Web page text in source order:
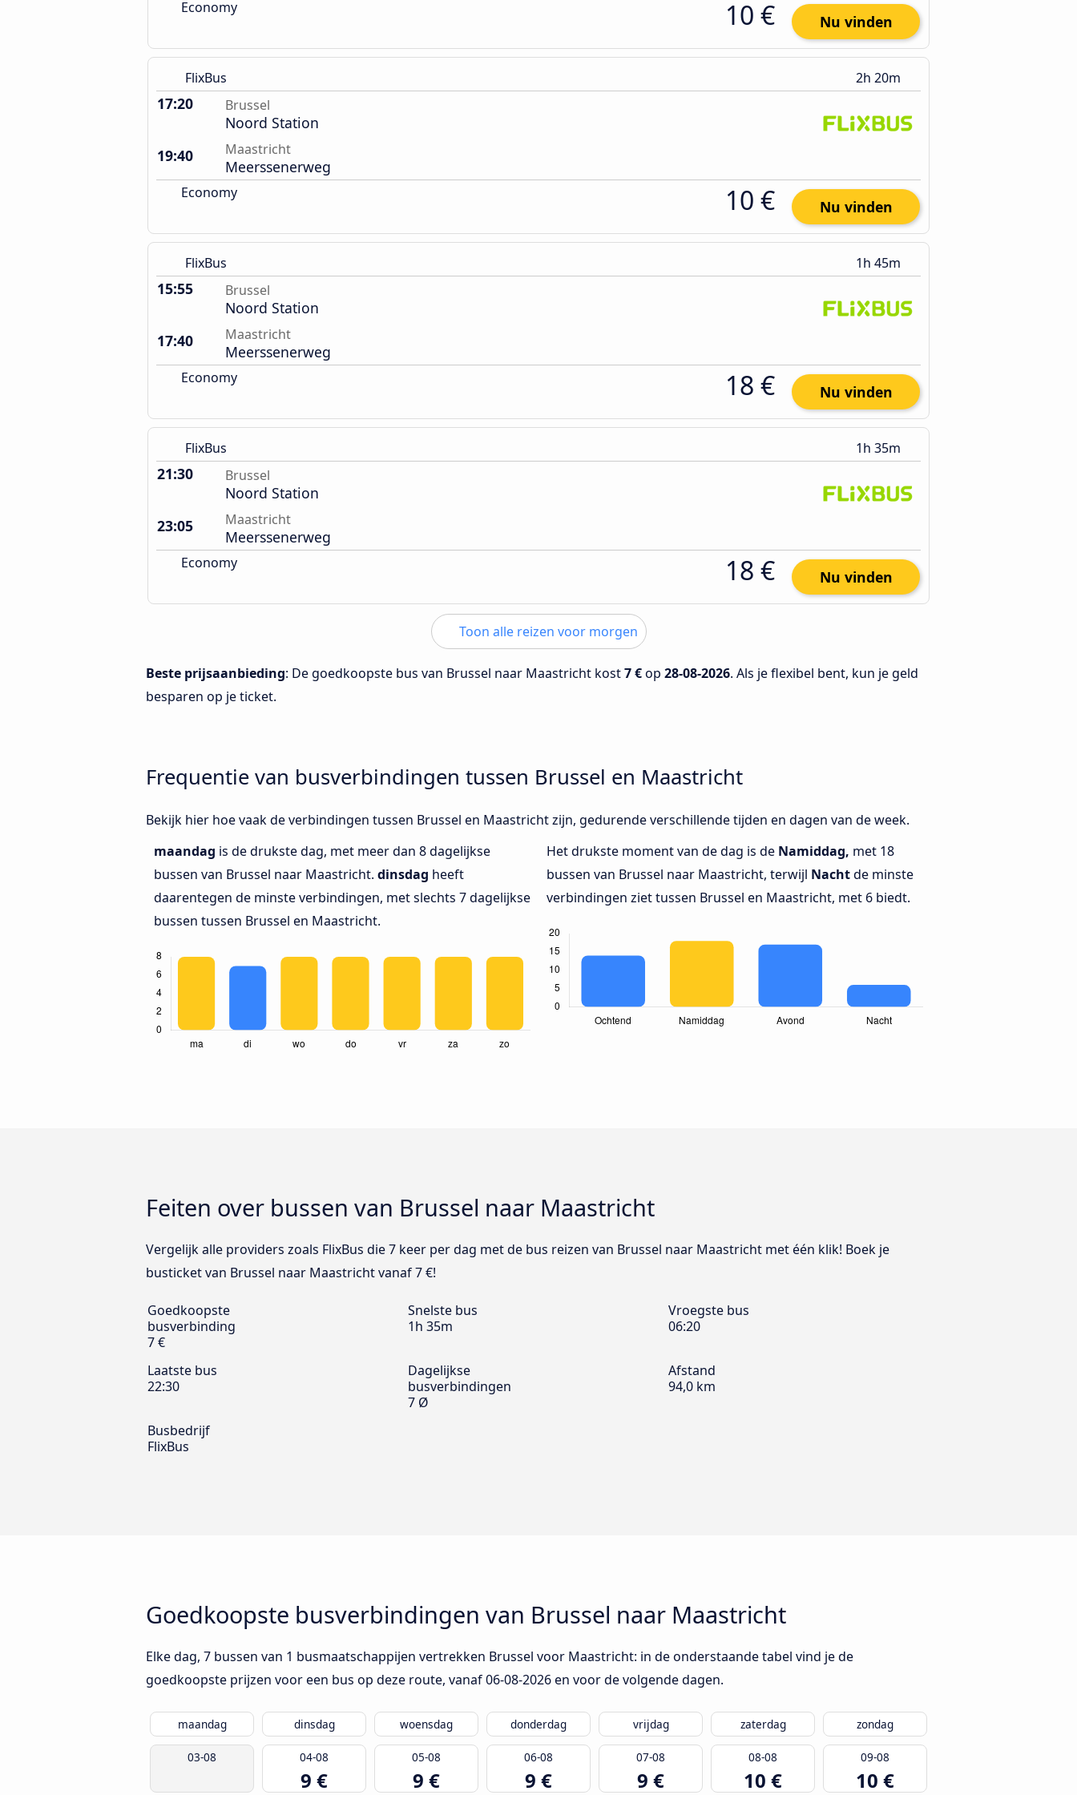
Economy 10 € Nu vinden
FlixBus 2h 20m
17:20 Brussel
Noord Station
19:40
Maastricht
Meerssenerweg
Economy 10 € Nu vinden
FlixBus 1h 45m
15:55 Brussel
Noord Station
17:40
Maastricht
Meerssenerweg
Economy 18 € Nu vinden
FlixBus 1h 35m
21:30 Brussel
Noord Station
23:05
Maastricht
Meerssenerweg
Economy 18 € Nu vinden
Toon alle reizen voor morgen
Beste prijsaanbieding: De goedkoopste bus van Brussel naar Maastricht kost7 €op 28-08-2026. Als je flexibel bent, kun je geld
besparen op je ticket.
Frequentie van busverbindingen tussen Brussel en Maastricht
Bekijk hier hoe vaak de verbindingen tussen Brussel en Maastricht zijn, gedurende verschillende tijden en dagen van de week.
maandag is de drukste dag, met meer dan 8 dagelijkse
bussen van Brussel naar Maastricht. dinsdag heeft
daarentegen de minste verbindingen, met slechts 7 dagelijkse
bussen tussen Brussel en Maastricht.
Het drukste moment van de dag is de Namiddag, met 18
bussen van Brussel naar Maastricht, terwijl Nachtde minste
verbindingen ziet tussen Brussel en Maastricht, met 6 biedt.
Feiten over bussen van Brussel naar Maastricht
Vergelijk alle providers zoals FlixBus die 7 keer per dag met de bus reizen van Brussel naar Maastricht met één klik! Boek je
busticket van Brussel naar Maastricht vanaf 7 €!
Goedkoopste
busverbinding
7 €
Snelste bus
1h 35m
Vroegste bus
06:20
Laatste bus
22:30
Dagelijkse
busverbindingen
7 Ø
Afstand
94,0 km
Busbedrijf
FlixBus
Goedkoopste busverbindingen van Brussel naar Maastricht
Elke dag, 7 bussen van 1 busmaatschappijen vertrekken Brussel voor Maastricht: in de onderstaande tabel vind je de
goedkoopste prijzen voor een bus op deze route, vanaf06-08-2026en voor de volgende dagen.
maandag dinsdag woensdag donderdag vrijdag zaterdag zondag
03-08 04-08
9 €
05-08
9 €
06-08
9 €
07-08
9 €
08-08
10 €
09-08
10 €